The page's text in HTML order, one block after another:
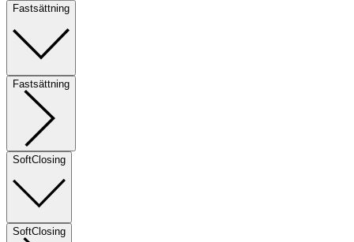
Fastsättning
Fastsättning
SoftClosing
SoftClosing